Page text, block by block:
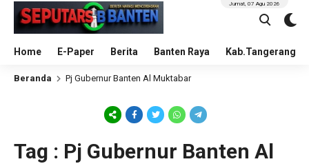
Home E-Paper Berita Banten Raya Kab.Tangerang
Jumat, 07 Agu 2026
Beranda Pj Gubernur Banten Al Muktabar
Tag : Pj Gubernur Banten Al